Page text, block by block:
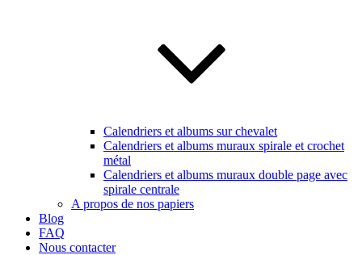
Calendriers et albums sur chevalet
Calendriers et albums muraux spirale et crochet
métal
Calendriers et albums muraux double page avec
spirale centrale
A propos de nos papiers
Blog
FAQ
Nous contacter